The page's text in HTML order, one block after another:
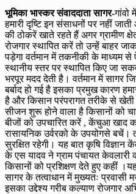
भूमिका भास्कर संवाददाता सागर-गांवो
हमारी दृष्टि इन संसाधनों पर नहीं
की ठोकरें खाते रहते हैं अगर ग्रामीण
रोजगार स्थापित करें तो उन्हें बाहर
पड़ेगा वर्तमान में तकनीकी के माध्यम से
स्थानीय स्तर पर स्थापित किए जा
भरपूर मदद देती है। वर्तमान में
बर्बाद हो गई है इसका प्रमुख कारण
है और किसान परंपरागत तरीके से
सीजन शुरू होने वाला है किसानों को
बीजों को उपचारित करें , केंचुआ खाद
रासायनिक उर्वरको के उपयोगसे
सुरक्षित रहेगी। यह बात कृषि
के एस यादव ने ग्राम पंचायत केवलारी
किसानों को प्रशिक्षण देते हुए कहीं
सागर के तत्वाधान में मुख्यतः प्रवासी
इसका उद्देश्य गरीब कल्याण रोजगार